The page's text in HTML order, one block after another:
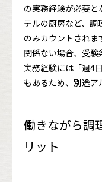
の実務経験が必要
テルの厨房など、
のみカウントされ
関係ない場合、受験
実務経験には「週4
もあるため、別途ア
働きながら調
リット